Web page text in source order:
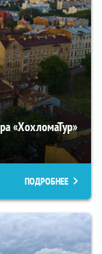
«ХохломаТур»
ПОДРОБНЕЕ